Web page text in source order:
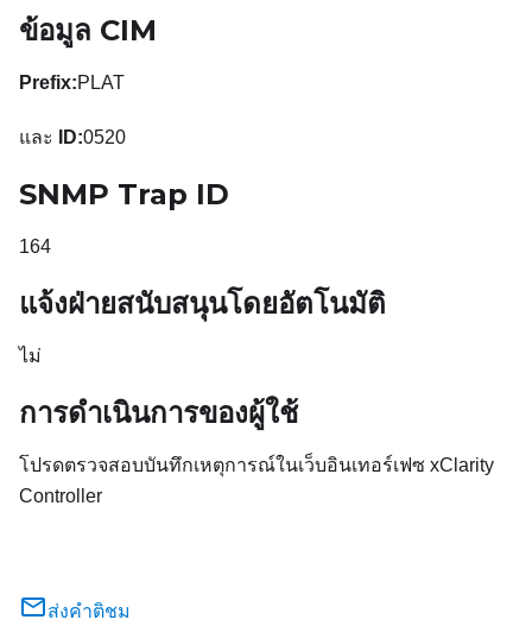
ข้อมูล CIM
Prefix:PLAT
และ ID:0520
SNMP Trap ID
164
แจ้งฝ่ายสนับสนุนโดยอัตโนมัติ
ไม่
การดำเนินการของผู้ใช้
โปรดตรวจสอบบันทึกเหตุการณ์ในเว็บอินเทอร์เฟซ xClarity
Controller
ส่งคำติชม